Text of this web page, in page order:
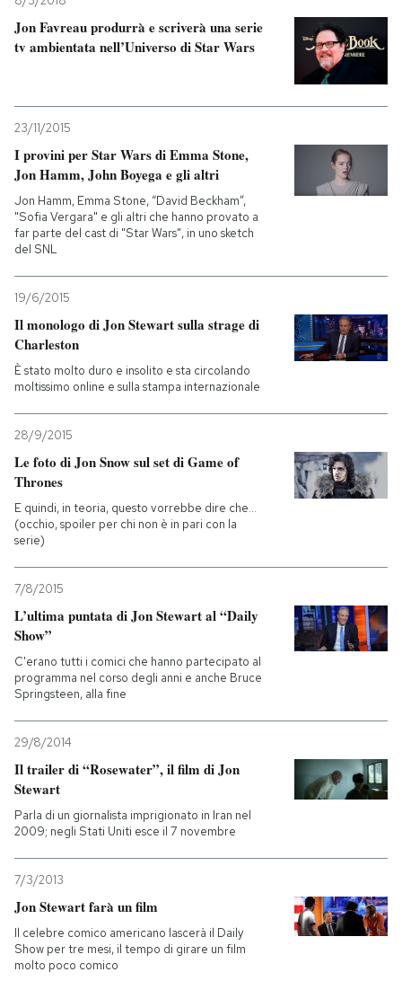
Jon Favreau produrrà e scriverà una serie
tv ambientata nell’Universo di Star Wars
23/11/2015
I provini per Star Wars di Emma Stone,
Jon Hamm, John Boyega e gli altri
Jon Hamm, Emma Stone, “David Beckham”,
"Sofia Vergara" e gli altri che hanno provato a
far parte del cast di "Star Wars", in uno sketch
del SNL
19/6/2015
Il monologo di Jon Stewart sulla strage di
Charleston
È stato molto duro e insolito e sta circolando
moltissimo online e sulla stampa internazionale
28/9/2015
Le foto di Jon Snow sul set di Game of
Thrones
E quindi, in teoria, questo vorrebbe dire che...
(occhio, spoiler per chi non è in pari con la
serie)
7/8/2015
L’ultima puntata di Jon Stewart al “Daily
Show”
C'erano tutti i comici che hanno partecipato al
programma nel corso degli anni e anche Bruce
Springsteen, alla fine
29/8/2014
Il trailer di “Rosewater”, il film di Jon
Stewart
Parla di un giornalista imprigionato in Iran nel
2009; negli Stati Uniti esce il 7 novembre
7/3/2013
Jon Stewart farà un film
Il celebre comico americano lascerà il Daily
Show per tre mesi, il tempo di girare un film
molto poco comico